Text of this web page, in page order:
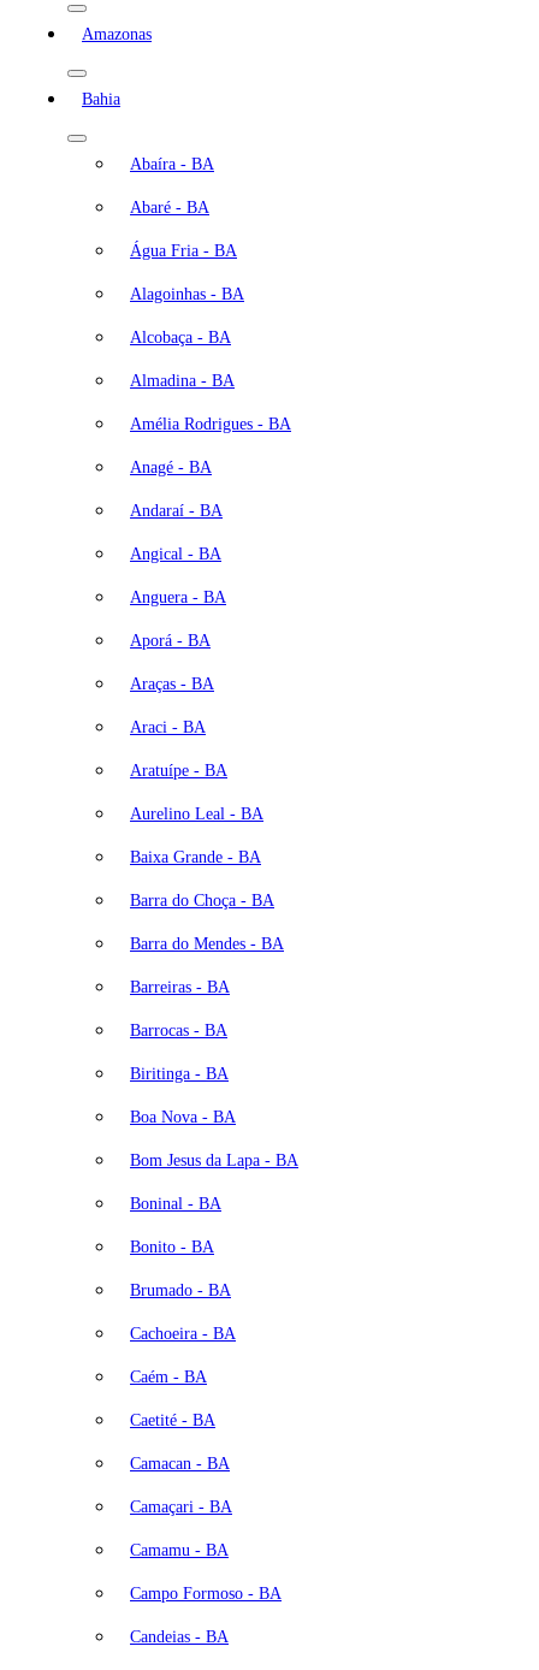
Amazonas
Bahia
Abaíra - BA
Abaré - BA
Água Fria - BA
Alagoinhas - BA
Alcobaça - BA
Almadina - BA
Amélia Rodrigues - BA
Anagé - BA
Andaraí - BA
Angical - BA
Anguera - BA
Aporá - BA
Araças - BA
Araci - BA
Aratuípe - BA
Aurelino Leal - BA
Baixa Grande - BA
Barra do Choça - BA
Barra do Mendes - BA
Barreiras - BA
Barrocas - BA
Biritinga - BA
Boa Nova - BA
Bom Jesus da Lapa - BA
Boninal - BA
Bonito - BA
Brumado - BA
Cachoeira - BA
Caém - BA
Caetité - BA
Camacan - BA
Camaçari - BA
Camamu - BA
Campo Formoso - BA
Candeias - BA